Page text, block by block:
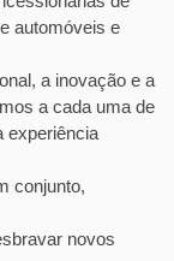
automóveis e
a inovação e a
a cada uma de
experiência
conjunto,
novos